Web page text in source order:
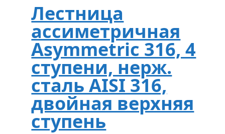
Лестница
ассиметричная
Asymmetric 316, 4
ступени, нерж.
сталь AISI 316,
двойная верхняя
ступень